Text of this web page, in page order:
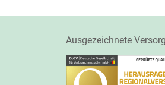
Ausgezeichnete